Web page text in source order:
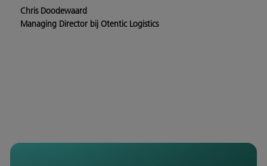
Chris Doodewaard
Managing Director bij Otentic Logistics